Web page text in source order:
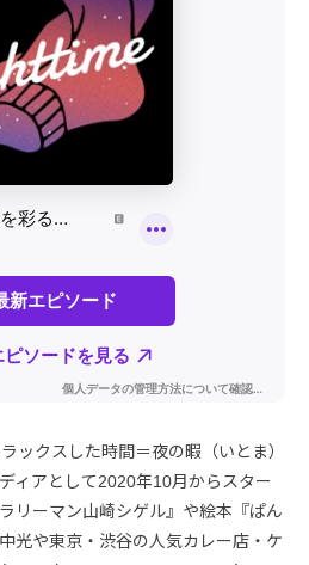
ックスした時間＝夜の暇（いとま）
ィアとして2020年10月からスター
リーマン山崎シゲル』や絵本『ぱん
光や東京・渋谷の人気カレー店・ケ